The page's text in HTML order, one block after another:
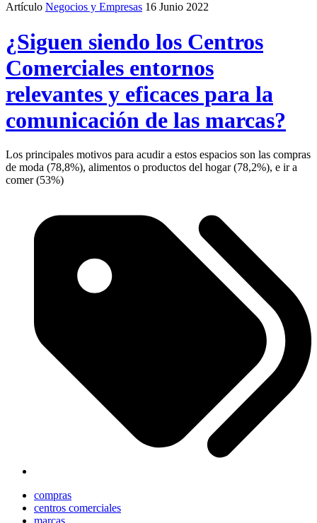
Artículo Negocios y Empresas 16 Junio 2022
¿Siguen siendo los Centros
Comerciales entornos
relevantes y eficaces para la
comunicación de las marcas?
Los principales motivos para acudir a estos espacios son las compras
de moda (78,8%), alimentos o productos del hogar (78,2%), e ir a
comer (53%)
compras
centros comerciales
marcas